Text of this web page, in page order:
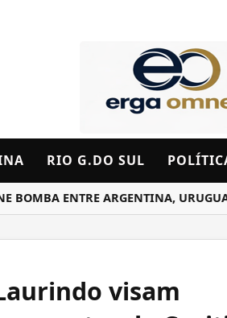
RIO G.DO SUL
ENTRE ARGENTINA, URUGUAI,
visam